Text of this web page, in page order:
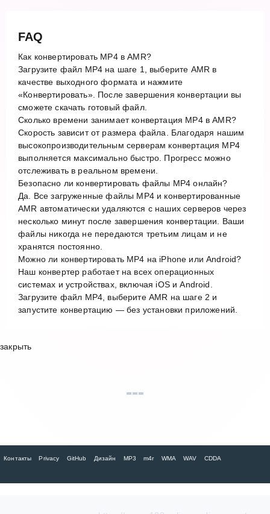
FAQ
Как конвертировать MP4 в AMR?
Загрузите файл MP4 на шаге 1, выберите AMR в
качестве выходного формата и нажмите
«Конвертировать». После завершения конвертации вы
сможете скачать готовый файл.
Сколько времени занимает конвертация MP4 в AMR?
Скорость зависит от размера файла. Благодаря нашим
высокопроизводительным серверам конвертация MP4
выполняется максимально быстро. Прогресс можно
отслеживать в реальном времени.
Безопасно ли конвертировать файлы MP4 онлайн?
Да. Все загруженные файлы MP4 и конвертированные
AMR автоматически удаляются с наших серверов через
несколько минут после завершения конвертации. Ваши
файлы никогда не передаются третьим лицам и не
хранятся постоянно.
Можно ли конвертировать MP4 на iPhone или Android?
Наш конвертер работает на всех операционных
системах и устройствах, включая iOS и Android.
Загрузите файл MP4, выберите AMR на шаге 2 и
запустите конвертацию — без установки приложений.
закрыть
Контакты Privacy GitHub Дизайн MP3 m4r WMA WAV CDDA